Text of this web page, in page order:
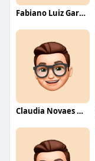
Fabiano Luiz Garcia
Claudia Novaes Novaes